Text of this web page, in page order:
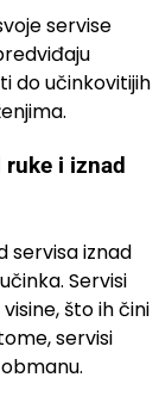
servise
do učinkovitijih
i iznad
servisa iznad
Servisi
što ih čini
servisi